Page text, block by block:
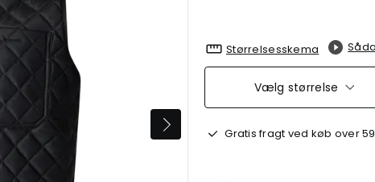
Størrelsesskema
Vælg størrelse
Gratis fragt ved køb over